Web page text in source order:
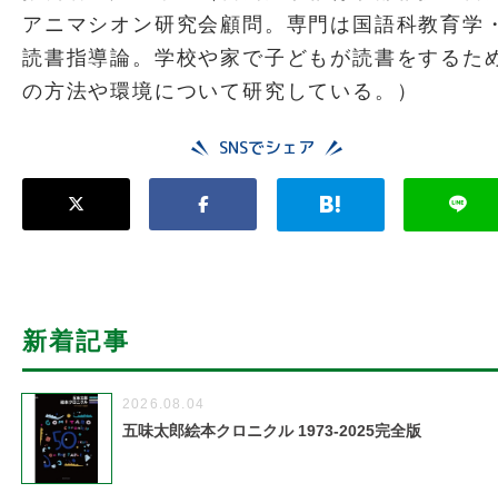
アニマシオン研究会顧問。専門は国語科教育学
読書指導論。学校や家で子どもが読書をするた
の方法や環境について研究している。）
SNSでシェア
新着記事
2026.08.04
五味太郎絵本クロニクル 1973-2025完全版